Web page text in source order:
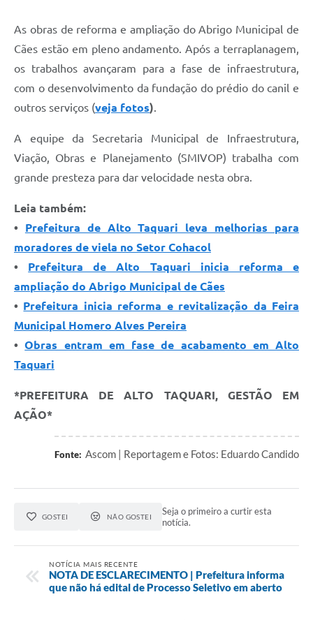
As obras de reforma e ampliação do Abrigo Municipal de
Cães estão em pleno andamento. Após a terraplanagem,
os trabalhos avançaram para a fase de infraestrutura,
com o desenvolvimento da fundação do prédio do canil e
outros serviços (veja fotos).
A equipe da Secretaria Municipal de Infraestrutura,
Viação, Obras e Planejamento (SMIVOP) trabalha com
grande presteza para dar velocidade nesta obra.
Leia também:
• Prefeitura de Alto Taquari leva melhorias para
moradores de viela no Setor Cohacol
• Prefeitura de Alto Taquari inicia reforma e
ampliação do Abrigo Municipal de Cães
• Prefeitura inicia reforma e revitalização da Feira
Municipal Homero Alves Pereira
•Obras entram em fase de acabamento em Alto
Taquari
*PREFEITURA DE ALTO TAQUARI, GESTÃO EM
AÇÃO*
Fonte: Ascom | Reportagem e Fotos: Eduardo Candido
GOSTEI NÃO GOSTEI
Seja o primeiro a curtir esta
notícia.
NOTÍCIA MAIS RECENTE
NOTA DE ESCLARECIMENTO | Prefeitura informa
que não há edital de Processo Seletivo em aberto